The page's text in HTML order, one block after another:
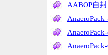
AABOP自